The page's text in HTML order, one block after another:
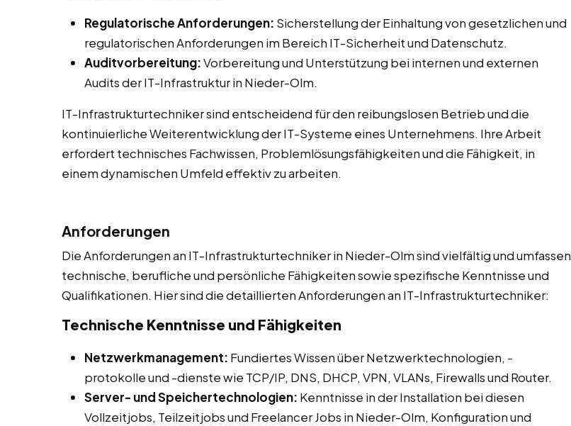
Regulatorische Anforderungen: Sicherstellung der Einhaltung von gesetzlichen und
regulatorischen Anforderungen im Bereich IT-Sicherheit und Datenschutz.
Auditvorbereitung:Vorbereitung und Unterstützung bei internen und externen
Audits der IT-Infrastruktur in Nieder-Olm.
IT-Infrastrukturtechniker sind entscheidend für den reibungslosen Betrieb und die
kontinuierliche Weiterentwicklung der IT-Systeme eines Unternehmens. Ihre Arbeit
erfordert technisches Fachwissen, Problemlösungsfähigkeiten und die Fähigkeit, in
einem dynamischen Umfeld effektiv zu arbeiten.
Anforderungen
Die Anforderungen an IT-Infrastrukturtechniker in Nieder-Olm sind vielfältig und umfassen
technische, berufliche und persönliche Fähigkeiten sowie spezifische Kenntnisse und
Qualifikationen. Hier sind die detaillierten Anforderungen an IT-Infrastrukturtechniker:
Technische Kenntnisse und Fähigkeiten
Netzwerkmanagement: Fundiertes Wissen über Netzwerktechnologien, -
protokolle und -dienste wie TCP/IP, DNS, DHCP, VPN, VLANs, Firewalls und Router.
Server- und Speichertechnologien: Kenntnisse in der Installation bei diesen
Vollzeitjobs, Teilzeitjobs und Freelancer Jobs in Nieder-Olm, Konfiguration und